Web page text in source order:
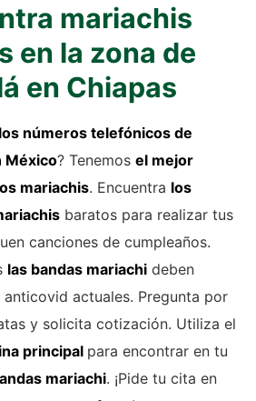
mariachis
en la zona de
en Chiapas
números telefónicos de
México? Tenemos el mejor
mariachis. Encuentra los
baratos para realizar tus
canciones de cumpleaños.
las bandas mariachi deben
actuales. Pregunta por
y solicita cotización. Utiliza el
principal para encontrar en tu
mariachi. ¡Pide tu cita en